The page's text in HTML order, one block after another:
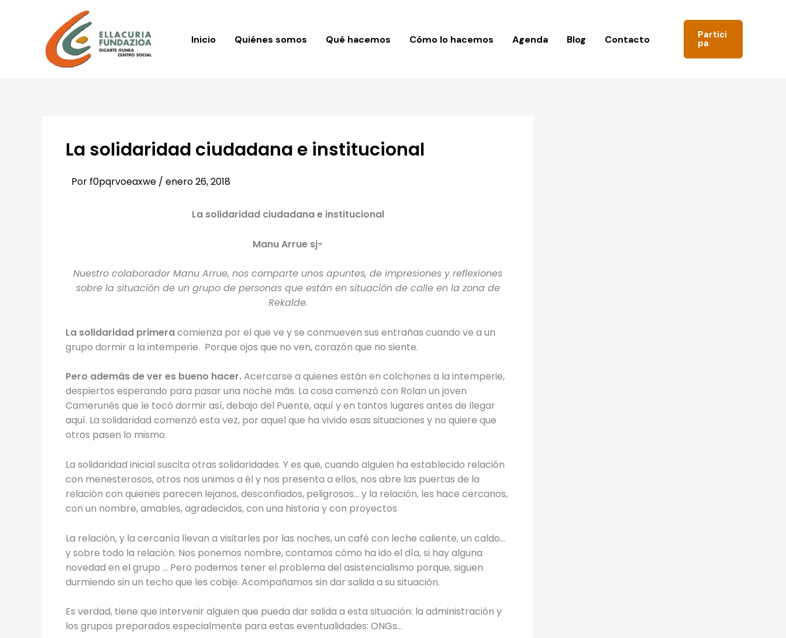
Inicio Quiénes somos Qué hacemos Cómo lo hacemos Agenda Blog Contacto Partici
pa
La solidaridad ciudadana e institucional
Por f0pqrvoeaxwe / enero 26, 2018
La solidaridad ciudadana e institucional
Manu Arrue sj-
Nuestro colaborador Manu Arrue, nos comparte unos apuntes, de impresiones y reflexiones
sobre la situación de un grupo de personas que están en situación de calle en la zona de
Rekalde.
La solidaridad primeracomienza por el que ve y se conmueven sus entrañas cuando ve a un
grupo dormir a la intemperie. Porque ojos que no ven, corazón que no siente.
Pero además de ver es bueno hacer.Acercarse a quienes están en colchones a la intemperie,
despiertos esperando para pasar una noche más. La cosa comenzó con Rolan un joven
Camerunés que le tocó dormir así, debajo del Puente, aquí y en tantos lugares antes de llegar
aquí. La solidaridad comenzó esta vez, por aquel que ha vivido esas situaciones y no quiere que
otros pasen lo mismo.
La solidaridad inicial suscita otras solidaridades. Y es que, cuando alguien ha establecido relación
con menesterosos, otros nos unimos a él y nos presenta a ellos, nos abre las puertas de la
relación con quienes parecen lejanos, desconfiados, peligrosos… y la relación, les hace cercanos,
con un nombre, amables, agradecidos, con una historia y con proyectos
La relación, y la cercanía llevan a visitarles por las noches, un café con leche caliente, un caldo…
y sobre todo la relación. Nos ponemos nombre, contamos cómo ha ido el día, si hay alguna
novedad en el grupo … Pero podemos tener el problema del asistencialismo porque, siguen
durmiendo sin un techo que les cobije. Acompañamos sin dar salida a su situación.
Es verdad, tiene que intervenir alguien que pueda dar salida a esta situación: la administración y
los grupos preparados especialmente para estas eventualidades: ONGs…